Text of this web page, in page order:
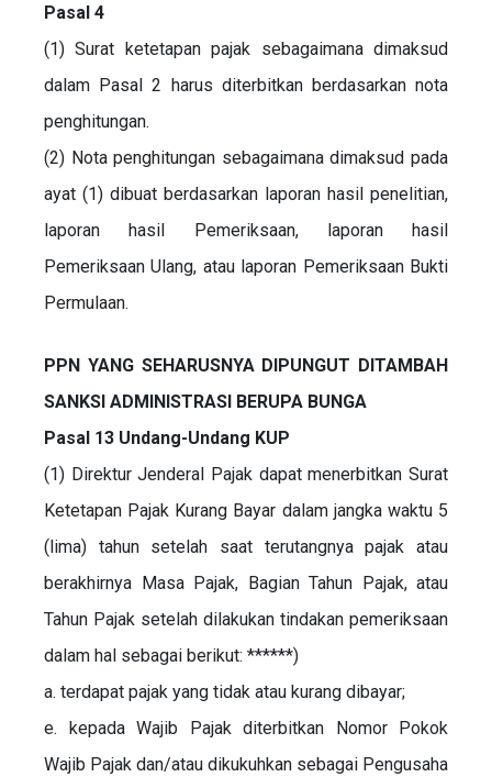
Pasal 4
(1) Surat ketetapan pajak sebagaimana dimaksud
dalam Pasal 2 harus diterbitkan berdasarkan nota
penghitungan.
(2) Nota penghitungan sebagaimana dimaksud pada
ayat (1) dibuat berdasarkan laporan hasil penelitian,
laporan hasil Pemeriksaan, laporan hasil
Pemeriksaan Ulang, atau laporan Pemeriksaan Bukti
Permulaan.
PPN YANG SEHARUSNYA DIPUNGUT DITAMBAH
SANKSI ADMINISTRASI BERUPA BUNGA
Pasal 13 Undang-Undang KUP
(1) Direktur Jenderal Pajak dapat menerbitkan Surat
Ketetapan Pajak Kurang Bayar dalam jangka waktu 5
(lima) tahun setelah saat terutangnya pajak atau
berakhirnya Masa Pajak, Bagian Tahun Pajak, atau
Tahun Pajak setelah dilakukan tindakan pemeriksaan
dalam hal sebagai berikut: ******)
a. terdapat pajak yang tidak atau kurang dibayar;
e. kepada Wajib Pajak diterbitkan Nomor Pokok
Wajib Pajak dan/atau dikukuhkan sebagai Pengusaha